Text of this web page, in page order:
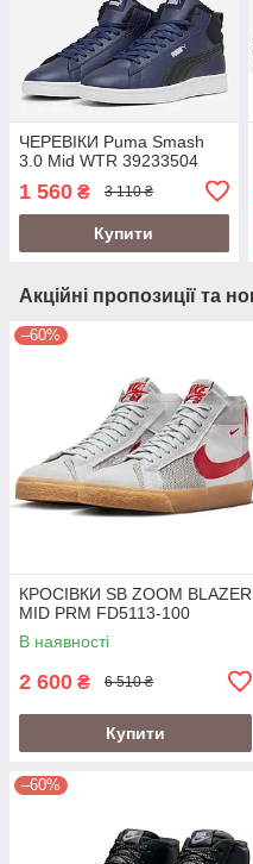
ЧЕРЕВІКИ Puma Smash
3.0 Mid WTR 39233504
1 560 ₴ 3 110 ₴
Купити
Акційні пропозиції та
–60%
КРОСІВКИ SB ZOOM BLAZER
MID PRM FD5113-100
В наявності
2 600 ₴ 6 510 ₴
Купити
–60%